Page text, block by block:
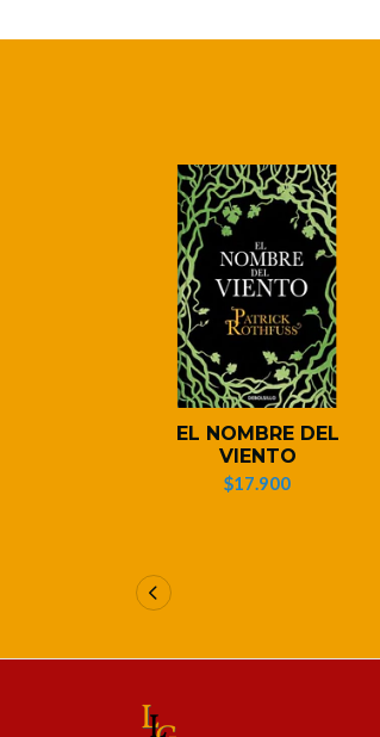
EL NOMBRE DEL
VIENTO
$17.900